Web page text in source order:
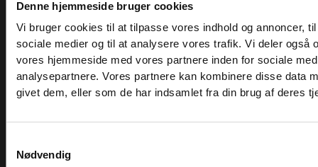
Denne hjemmeside bruger cookies
Vi bruger cookies til at tilpasse vores indhold og annoncer,
sociale medier og til at analysere vores trafik. Vi deler også
vores hjemmeside med vores partnere inden for sociale
analysepartnere. Vores partnere kan kombinere disse data
givet dem, eller som de har indsamlet fra din brug af deres
Nødvendig
– før alle andre. Ingen spam, kun styrke!
SHOWROOM & AFHENTNING
Fredag: 08:30 - 15:00